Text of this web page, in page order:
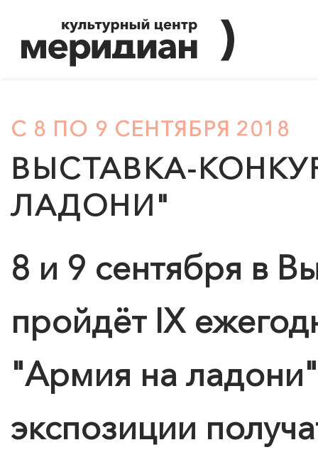
С 8 ПО 9 СЕНТЯБРЯ 2018
ВЫСТАВКА-
ЛАДОНИ"
8 и 9 сентября в
пройдёт IХ
"Армия на
экспозиции